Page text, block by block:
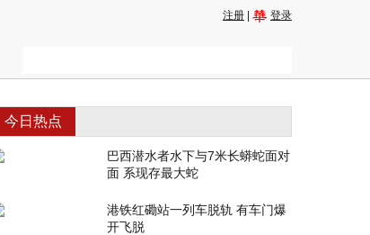
注册 登录
今日热点
巴西潜水者水下与7米长蟒蛇面对
面 系现存最大蛇
港铁红磡站一列车脱轨 有车门爆
开飞脱